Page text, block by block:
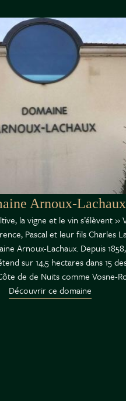
Arnoux-Lachaux
la vigne et le vin s’élèvent »
Pascal et leur fils Charles
Arnoux-Lachaux. Depuis
sur 14,5 hectares dans 15
de de Nuits comme Vosne-
Découvrir ce domaine